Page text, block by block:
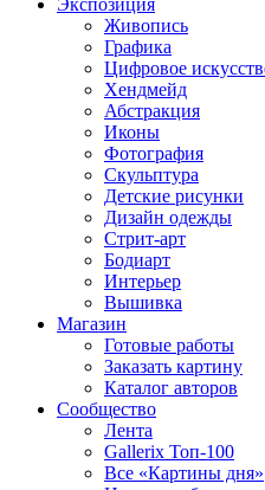
Экспозиция
Живопись
Графика
Цифровое
Хендмейд
Абстракция
Иконы
Фотография
Скульптура
Детские рисунки
Дизайн одежды
Стрит-арт
Бодиарт
Интерьер
Вышивка
Магазин
Готовые работы
Заказать картину
Каталог авторов
Сообщество
Лента
Gallerix Топ-100
Все «Картины дня»